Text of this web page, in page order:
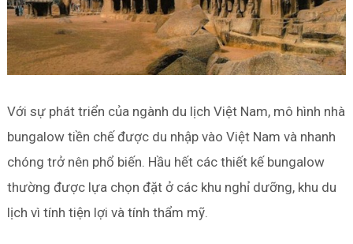
Với sự phát triển của ngành du lịch Việt Nam, mô hình nhà
bungalow tiền chế được du nhập vào Việt Nam và nhanh
chóng trở nên phổ biến. Hầu hết các thiết kế bungalow
thường được lựa chọn đặt ở các khu nghỉ dưỡng, khu du
lịch vì tính tiện lợi và tính thẩm mỹ.